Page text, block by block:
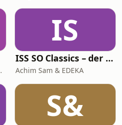
Linke
IS
ISS SO Classics – der Ernährungspodcast mit Achim Sam (Wiederholungen)
Achim Sam & EDEKA
S&